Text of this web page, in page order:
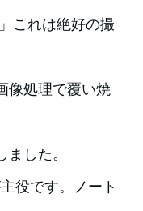
これは絶好の撮
像処理で覆い焼
した。
役です。ノート